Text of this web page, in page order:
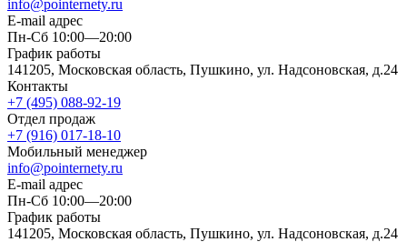
info@pointernety.ru
E-mail адрес
Пн-Сб 10:00—20:00
График работы
141205, Московская область, Пушкино, ул. Надсоновская, д.24
Контакты
+7 (495) 088-92-19
Отдел продаж
+7 (916) 017-18-10
Мобильный менеджер
info@pointernety.ru
E-mail адрес
Пн-Сб 10:00—20:00
График работы
141205, Московская область, Пушкино, ул. Надсоновская, д.24